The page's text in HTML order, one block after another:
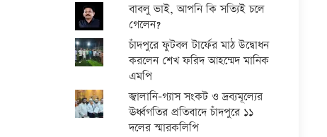
বাবলু ভাই, আপনি কি সত্যিই চলে
গেলেন?
চাঁদপুরে ফুটবল টার্ফের মাঠ উদ্বোধন
করলেন শেখ ফরিদ আহম্মেদ মানিক
এমপি
জ্বালানি-গ্যাস সংকট ও দ্রব্যমূল্যের
ঊর্ধ্বগতির প্রতিবাদে চাঁদপুরে ১১
দলের স্মারকলিপি